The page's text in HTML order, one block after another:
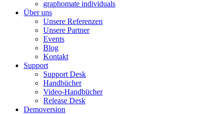
graphomate individuals
Über uns
Unsere Referenzen
Unsere Partner
Events
Blog
Kontakt
Support
Support Desk
Handbücher
Video-Handbücher
Release Desk
Demoversion